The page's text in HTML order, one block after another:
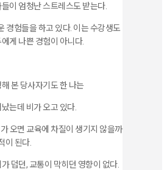
이 엄청난 스트레스도 받는다.
경험들을 하고 있다. 이는 수강생도
게 나쁜 경험이 아니다.
본 당사자기도 한 나는
는데 비가 오고 있다.
오면 교육에 차질이 생기지 않을까
이 된다.
덥던, 교통이 막히던 영향이 없다.